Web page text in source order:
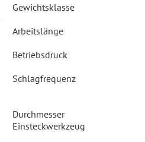
Gewichtsklasse
Arbeitslänge
Betriebsdruck
Schlagfrequenz
Durchmesser
Einsteckwerkzeug